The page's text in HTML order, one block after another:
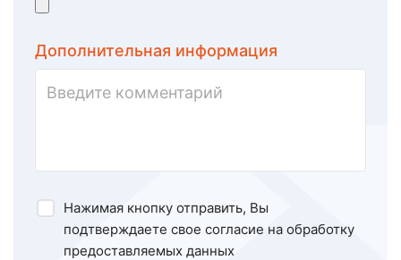
Дополнительная информация
Нажимая кнопку отправить, Вы
подтверждаете свое согласие на обработку
предоставляемых данных